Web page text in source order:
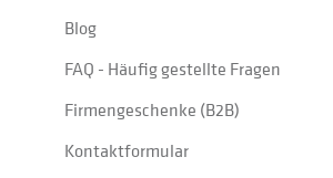
Blog
FAQ - Häufig gestellte Fragen
Firmengeschenke (B2B)
Kontaktformular